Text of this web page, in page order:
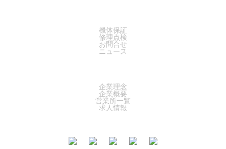
機体保証
修理点検
お問合せ
ニュース
企業理念
企業概要
営業所一覧
求人情報